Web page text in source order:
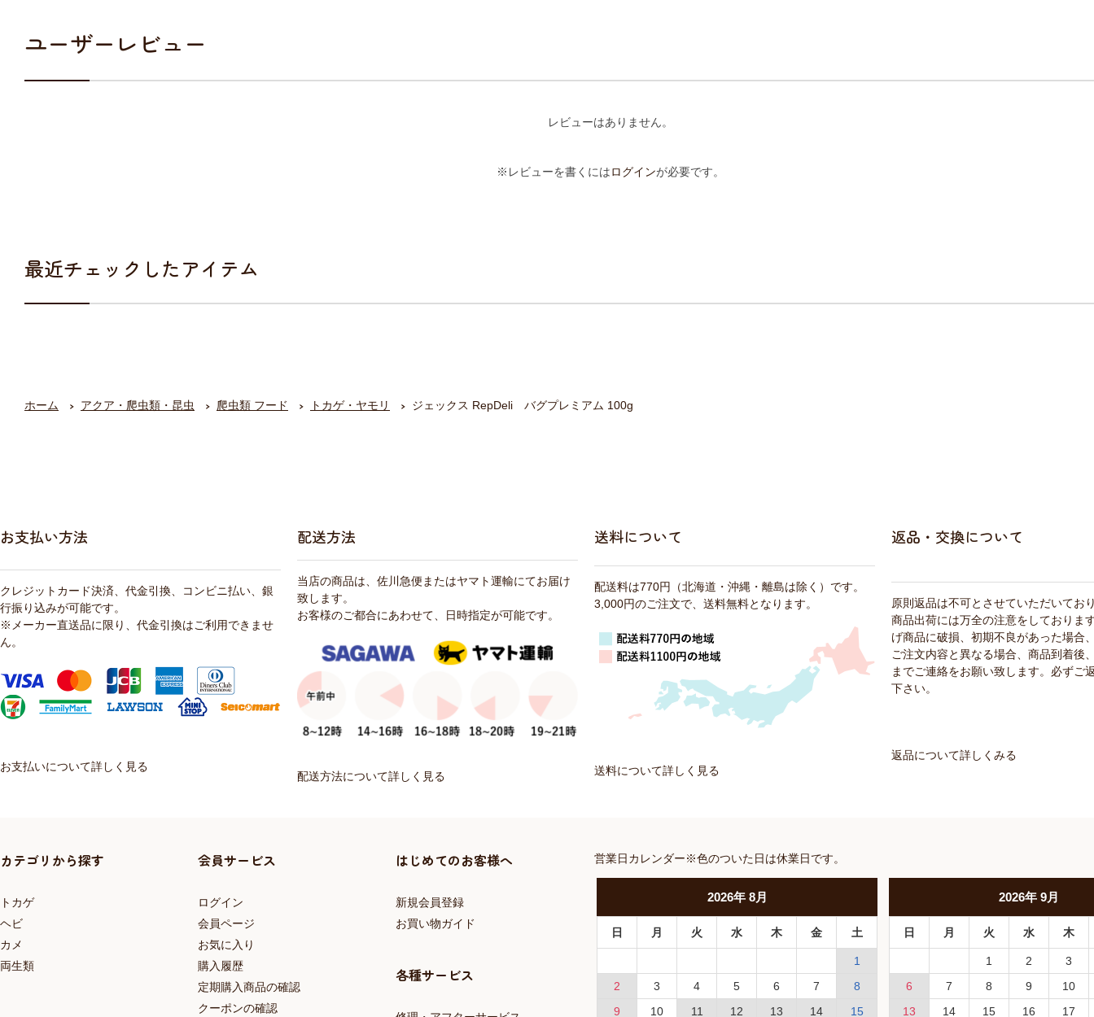
ユーザーレビュー
レビューはありません。
※レビューを書くにはログインが必要です。
最近チェックしたアイテム
ホーム アクア・爬虫類・昆虫 爬虫類 フード トカゲ・ヤモリ ジェックス RepDeli バグプレミアム 100g
お支払い方法
クレジットカード決済、代金引換、コンビニ払い、銀
行振り込みが可能です。
※メーカー直送品に限り、代金引換はご利用できませ
ん。
お支払いについて詳しく見る
配送方法
当店の商品は、佐川急便またはヤマト運輸にてお届け
致します。
お客様のご都合にあわせて、日時指定が可能です。
配送方法について詳しく見る
送料について
配送料は770円（北海道・沖縄・離島は除く）です。
3,000円のご注文で、送料無料となります。
送料について詳しく見る
返品・交換について
原則返品は不可とさせていただいてお
商品出荷には万全の注意をしておりま
げ商品に破損、初期不良があった場合
ご注文内容と異なる場合、商品到着後
までご連絡をお願い致します。必ずご
下さい。
返品について詳しくみる
カテゴリから探す
トカゲ
ヘビ
カメ
両生類
会員サービス
ログイン
会員ページ
お気に入り
購入履歴
定期購入商品の確認
クーポンの確認
はじめてのお客様へ
新規会員登録
お買い物ガイド
各種サービス
営業日カレンダー※色のついた日は休業日です。
2026年 8月
日 月 火 水 木 金 土
1
2
3 4 5 6 7
8
9
10 11 12 13 14 15
2026年9月
日 月 火 水 木
1 2
3
6
7 8 9
10
13
14 15 16 17